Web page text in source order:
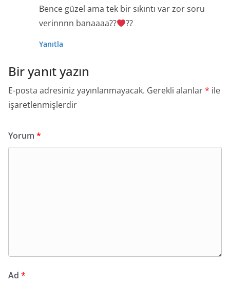
Bence güzel ama tek bir sıkıntı var zor soru
verinnnn banaaaa??
??
Yanıtla
Bir yanıt yazın
E-posta adresiniz yayınlanmayacak. Gerekli alanlar* ile
işaretlenmişlerdir
Yorum *
Ad *